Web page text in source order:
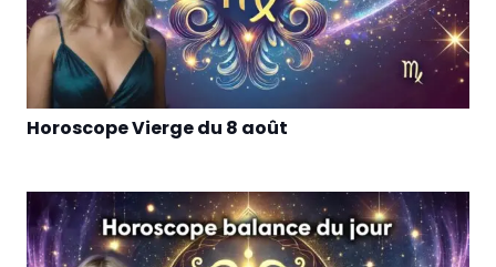
Horoscope Vierge du 8 août